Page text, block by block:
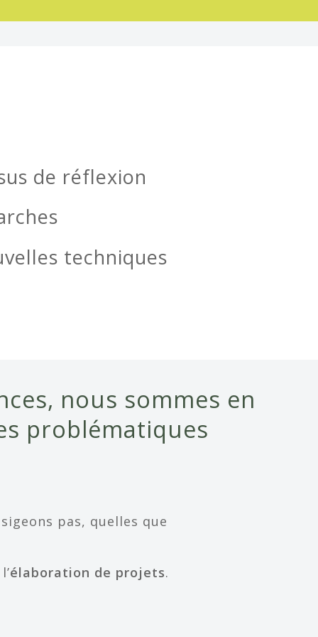
de réflexion
techniques
nous sommes en
problématiques
pas, quelles que
élaboration de projets.